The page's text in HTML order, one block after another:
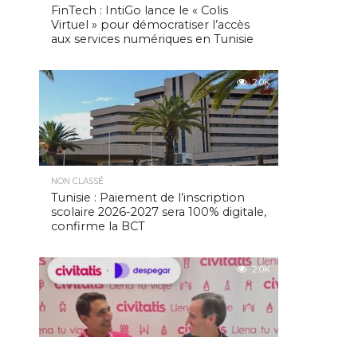
FinTech : IntiGo lance le « Colis
Virtuel » pour démocratiser l’accès
aux services numériques en Tunisie
2.0K
NON CLASSÉ
Tunisie : Paiement de l’inscription
scolaire 2026-2027 sera 100% digitale,
confirme la BCT
2.0K